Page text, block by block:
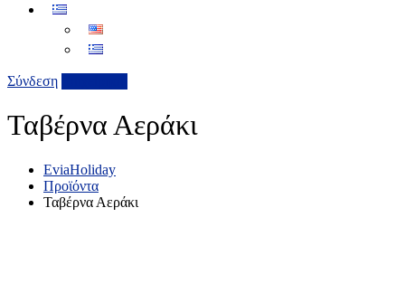
Σύνδεση
Ταβέρνα Αεράκι
EviaHoliday
Προϊόντα
Ταβέρνα Αεράκι